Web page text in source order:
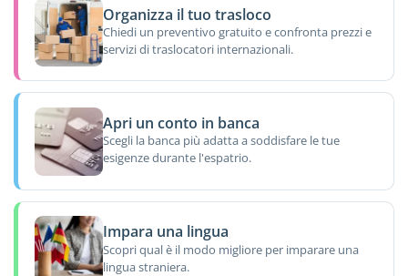
Organizza il tuo trasloco
Chiedi un preventivo gratuito e confronta prezzi e
servizi di traslocatori internazionali.
Apri un conto in banca
Scegli la banca più adatta a soddisfare le tue
esigenze durante l'espatrio.
Impara una lingua
Scopri qual è il modo migliore per imparare una
lingua straniera.